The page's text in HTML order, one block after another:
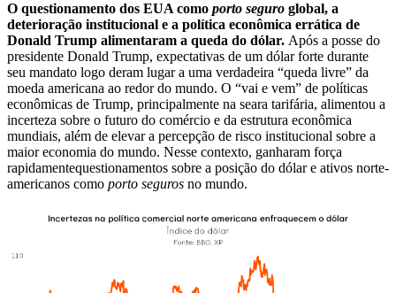
O questionamento dos EUA como porto seguro global, a
deterioração institucional e a política econômica errática de
Donald Trump alimentaram a queda do dólar. Após a posse do
presidente Donald Trump, expectativas de um dólar forte durante
seu mandato logo deram lugar a uma verdadeira “queda livre” da
moeda americana ao redor do mundo. O “vai e vem” de políticas
econômicas de Trump, principalmente na seara tarifária, alimentou a
incerteza sobre o futuro do comércio e da estrutura econômica
mundiais, além de elevar a percepção de risco institucional sobre a
maior economia do mundo. Nesse contexto, ganharam força
rapidamentequestionamentos sobre a posição do dólar e ativos norte-
americanos como porto seguros no mundo.